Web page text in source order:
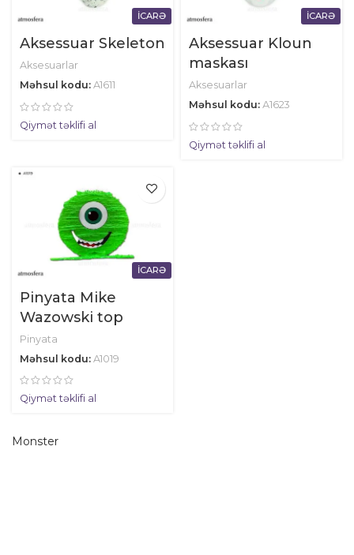
İCARƏ
Aksessuar Skeleton
Aksesuarlar
Məhsul kodu: A1611
Qiymət təklifi al
İCARƏ
Aksessuar Kloun
maskası
Aksesuarlar
Məhsul kodu: А1623
Qiymət təklifi al
İCARƏ
Pinyata Mike
Wazowski top
Pinyata
Məhsul kodu: A1019
Qiymət təklifi al
Monster